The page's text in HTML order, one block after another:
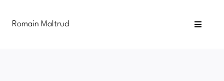
contenuRomain Maltrud
Toggle